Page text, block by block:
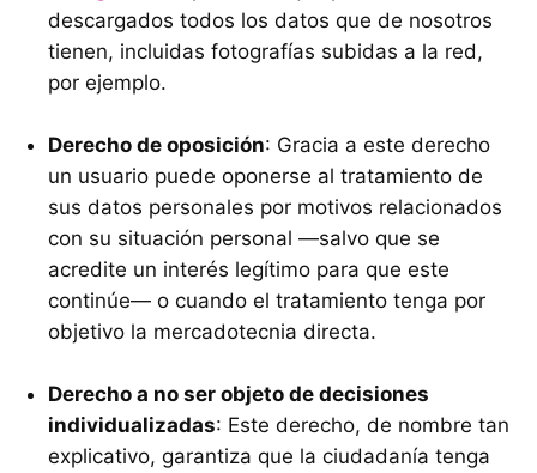
descargados todos los datos que de nosotros
tienen, incluidas fotografías subidas a la red,
por ejemplo.
Derecho de oposición: Gracia a este derecho
un usuario puede oponerse al tratamiento de
sus datos personales por motivos relacionados
con su situación personal —salvo que se
acredite un interés legítimo para que este
continúe— o cuando el tratamiento tenga por
objetivo la mercadotecnia directa.
Derecho a no ser objeto de decisiones
individualizadas: Este derecho, de nombre tan
explicativo, garantiza que la ciudadanía tenga